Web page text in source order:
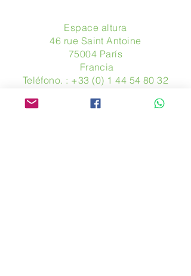
Espace altura
46 rue Saint Antoine
75004 París
​ Francia
Teléfono. : +33 (0) 1 44 54 80 32
www.avpa.fr